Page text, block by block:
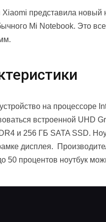
представила новый
Mi Notebook. Это
на процессоре
встроенной UHD
и 256 ГБ SATA SSD.
дисплея.
50 процентов ноутбук